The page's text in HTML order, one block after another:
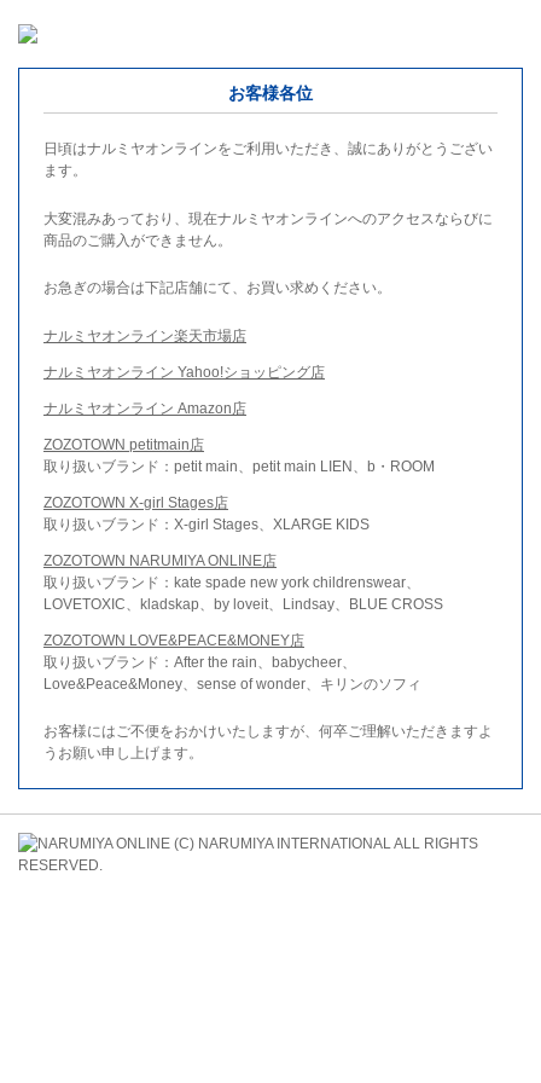
お客様各位
日頃はナルミヤオンラインをご利用いただき、誠にありがとうござい
ます。
大変混みあっており、現在ナルミヤオンラインへのアクセスならびに
商品のご購入ができません。
お急ぎの場合は下記店舗にて、お買い求めください。
ナルミヤオンライン楽天市場店
ナルミヤオンライン Yahoo!ショッピング店
ナルミヤオンライン Amazon店
ZOZOTOWN petitmain店
取り扱いブランド：petit main、petit main LIEN、b・ROOM
ZOZOTOWN X-girl Stages店
取り扱いブランド：X-girl Stages、XLARGE KIDS
ZOZOTOWN NARUMIYA ONLINE店
取り扱いブランド：kate spade new york childrenswear、
LOVETOXIC、kladskap、by loveit、Lindsay、BLUE CROSS
ZOZOTOWN LOVE&PEACE&MONEY店
取り扱いブランド：After the rain、babycheer、
Love&Peace&Money、sense of wonder、キリンのソフィ
お客様にはご不便をおかけいたしますが、何卒ご理解いただきますよ
うお願い申し上げます。